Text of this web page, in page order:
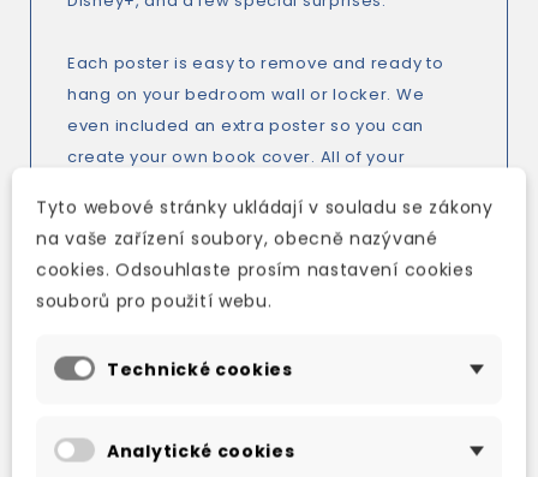
Each poster is easy to remove and ready to
hang on your bedroom wall or locker. We
even included an extra poster so you can
create your own book cover. All of your
collection – Greg Heffley, Rowley Jefferson,
Manny, Rodrick, and Löded Diper.
But be careful as you turn the pages – one of
Cheese Touch!
Tyto webové stránky ukládají v souladu se zákony
na vaše zařízení soubory, obecně nazývané
cookies. Odsouhlaste prosím nastavení cookies
souborů pro použití webu.
Technické cookies
Analytické cookies